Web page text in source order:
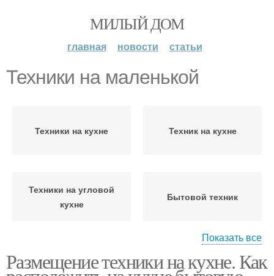
МИЛЫЙ ДОМ
главная новости статьи
Техники на маленькой
Техники на кухне Техник на кухне
Техники на угловой
кухне
Бытовой техник
Идеи для маленькой
Показать все
Размещение техники на кухне. Как